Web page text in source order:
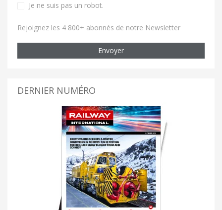
Je ne suis pas un robot.
Rejoignez les 4 800+ abonnés de notre Newsletter
Envoyer
DERNIER NUMÉRO